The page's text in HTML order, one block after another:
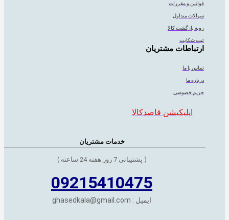
قوانین و مقررات
سوالات متداول
رویه بازگشت کالا
ثبت شکایت
ارتباطات مشتریان
تماس با ما
درباره ما
حریم خصوصی
اپلیکیشن قاصدکالا
خدمات مشتریان
( پشتیبانی 7 روز هفته 24 ساعته )
09215410475
ایمیل : ghasedkala@gmail.com